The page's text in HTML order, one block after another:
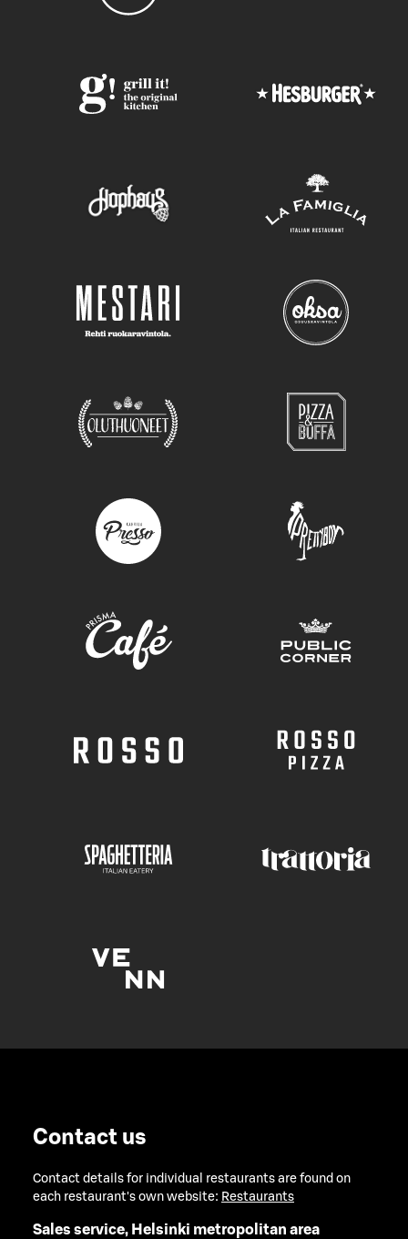
Contact us
Contact details for individual restaurants are found on
each restaurant's own website: Restaurants
Sales service, Helsinki metropolitan area